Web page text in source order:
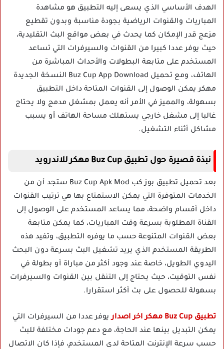
الهدف الأساسي الذي يسعى إليه التطبيق هو مشاهدة
المباريات والقنوات الرياضية بجودة مناسبة وبدون تقطيع
مزعج قدر الإمكان كما يحدث في بعض مواقع البث التقليدية،
حيث يوفر عددا كبيرا من القنوات والسيرفرات التي تساعد
المستخدم على متابعة البطولات والأحداث المباشرة من
الهاتف، ومع تحميل Buz Cup App Download النسخة الجديدة
مهكر يمكن الوصول إلى القنوات المتاحة داخل التطبيق
بسهولة، والمميز في الأمر أنه يعمل بمشغل مدمج ولا يحتاج
غالبا إلى مشغل خارجي يستهلك مساحة الهاتف أو يسبب
مشاكل أثناء التشغيل.
نبذة قصيرة حول تطبيق Buz Cup مهكر للاندرويد
بعد تحميل تطبيق بوز كب Buz Cup Apk Mod ستجد أن من
الخدمات المتوفرة التي يمكن الاستمتاع بها هي ترتيب القنوات
داخل أقسام واضحة، مما يساعد المستخدم على الوصول إلى
القناة المطلوبة بسرعة وقت المباريات، كما يمكن متابعة
بعض القنوات المتنوعة حسب ما يوفره التطبيق، وتفيد هذه
الطريقة المستخدم الذي يريد تشغيل البث بسرعة دون البحث
اليدوي الطويل، خاصة عند وجود أكثر من مباراة أو بطولة في
نفس التوقيت، حيث يحتاج إلى التنقل بين القنوات والسيرفرات
بسهولة للحصول على بث أكثر استقرارا.
تطبيق Buz Cup مهكر اخر اصدار
يوفر عددا من السيرفرات التي
يمكن التبديل بينها عند الحاجة، مع دعم جودات مختلفة للبث
حسب سرعة الإنترنت المتاحة لدى المستخدم، فإذا كان الاتصال